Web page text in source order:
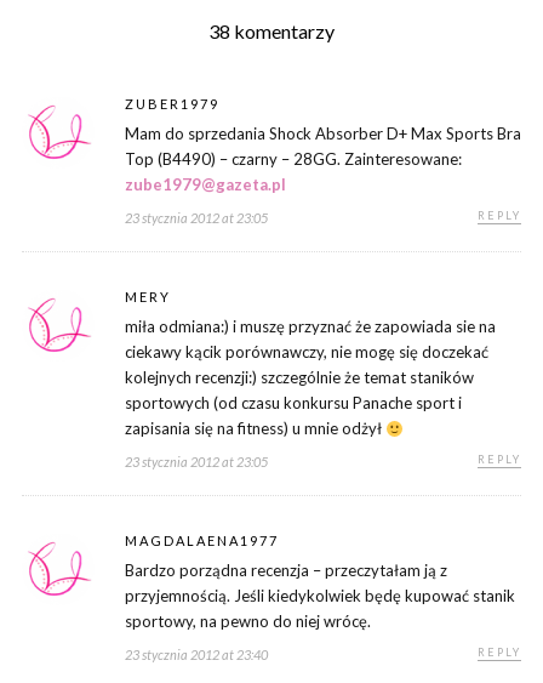
38 komentarzy
ZUBER1979
Mam do sprzedania Shock Absorber D+ Max Sports Bra
Top (B4490) – czarny – 28GG. Zainteresowane:
zube1979@gazeta.pl
23 stycznia 2012 at 23:05 REPLY
MERY
miła odmiana:) i muszę przyznać że zapowiada sie na
ciekawy kącik porównawczy, nie mogę się doczekać
kolejnych recenzji:) szczególnie że temat staników
sportowych (od czasu konkursu Panache sport i
zapisania się na fitness) u mnie odżył
23 stycznia 2012 at 23:05 REPLY
MAGDALAENA1977
Bardzo porządna recenzja – przeczytałam ją z
przyjemnością. Jeśli kiedykolwiek będę kupować stanik
sportowy, na pewno do niej wrócę.
23 stycznia 2012 at 23:40 REPLY